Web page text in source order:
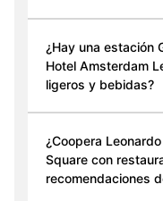
¿Hay una estación
Hotel Amsterdam
ligeros y bebidas?
¿Coopera
Square con
recomendaciones